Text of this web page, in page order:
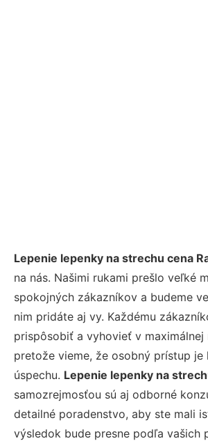
Lepenie lepenky na strechu cena
na nás. Našimi rukami prešlo veľké
spokojných zákazníkov a budeme
nim pridáte aj vy. Každému
prispôsobiť a vyhovieť v maximálnej
pretože vieme, že osobný prístup je
úspechu. Lepenie lepenky na
samozrejmosťou sú aj odborné
detailné poradenstvo, aby ste mali
výsledok bude presne podľa vašich